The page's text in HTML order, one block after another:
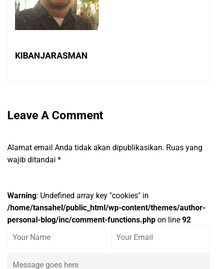
KIBANJARASMAN
Leave A Comment
Alamat email Anda tidak akan dipublikasikan. Ruas yang
wajib ditandai *
Warning: Undefined array key "cookies" in
/home/tansahel/public_html/wp-content/themes/author-
personal-blog/inc/comment-functions.php on line 92